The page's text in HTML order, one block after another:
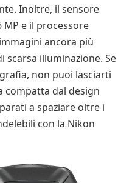
Inoltre, il sensore
MP e il processore
ancora più
scarsa illuminazione. Se
non puoi lasciarti
compatta dal design
a spaziare oltre i
con la Nikon